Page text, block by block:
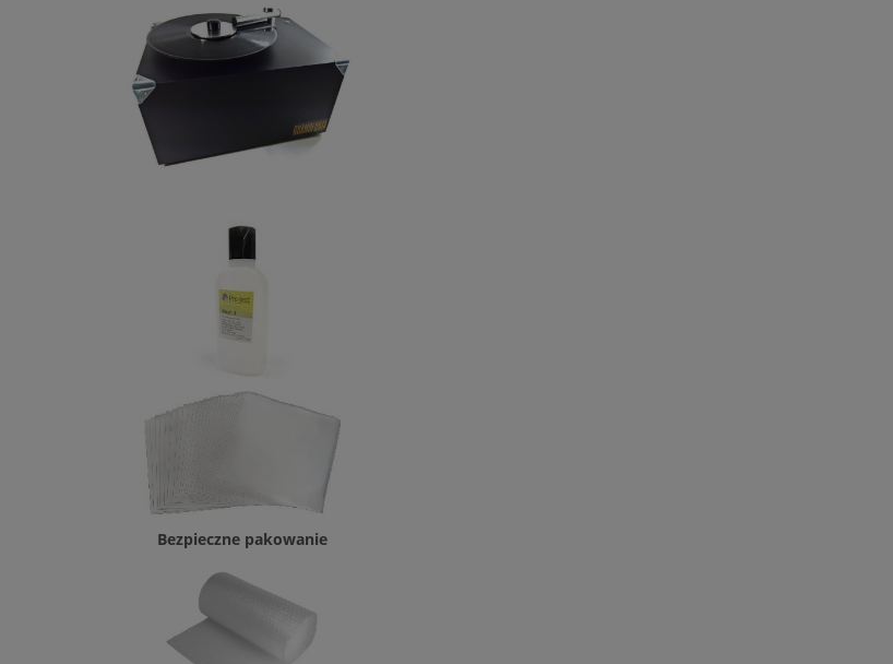
Bezpieczne pakowanie